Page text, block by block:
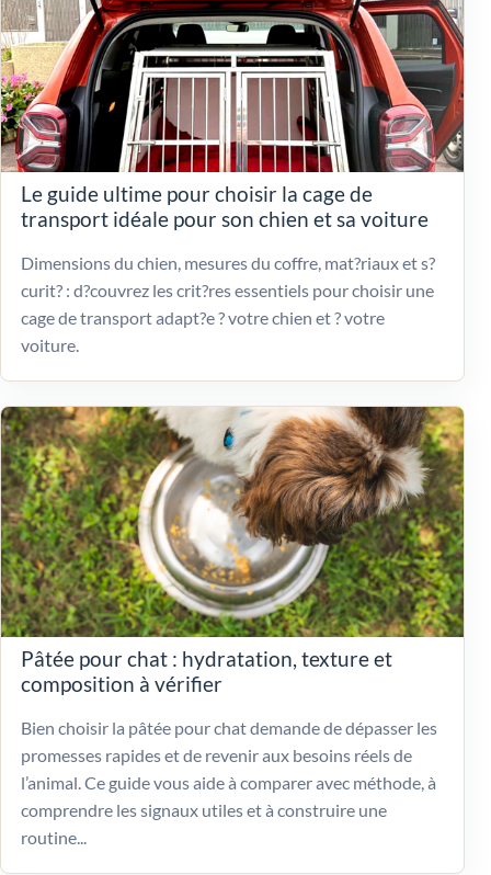
Le guide ultime pour choisir la cage de
transport idéale pour son chien et sa voiture
Dimensions du chien, mesures du coffre, mat?riaux et s?
curit? : d?couvrez les crit?res essentiels pour choisir une
cage de transport adapt?e ? votre chien et ? votre
voiture.
Pâtée pour chat : hydratation, texture et
composition à vérifier
Bien choisir la pâtée pour chat demande de dépasser les
promesses rapides et de revenir aux besoins réels de
l’animal. Ce guide vous aide à comparer avec méthode, à
comprendre les signaux utiles et à construire une
routine...